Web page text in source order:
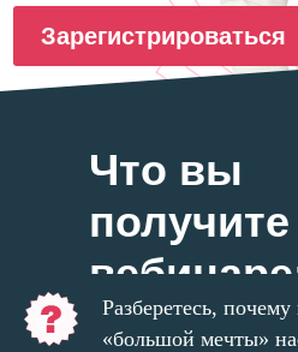
Зарегистрироваться
Что вы
Разберетесь,
«большой мечты»